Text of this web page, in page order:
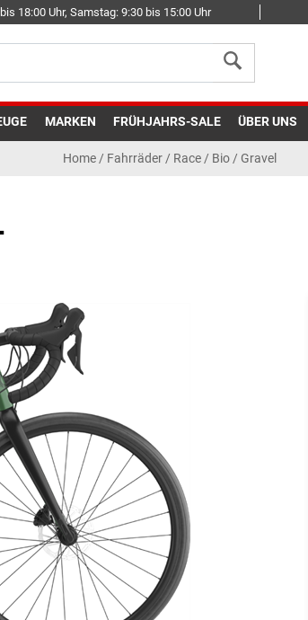
18:00 Uhr, Samstag: 9:30 bis 15:00 Uhr
MARKEN FRÜHJAHRS-SALE ÜBER UNS
Home / Fahrräder / Race / Bio / Gravel